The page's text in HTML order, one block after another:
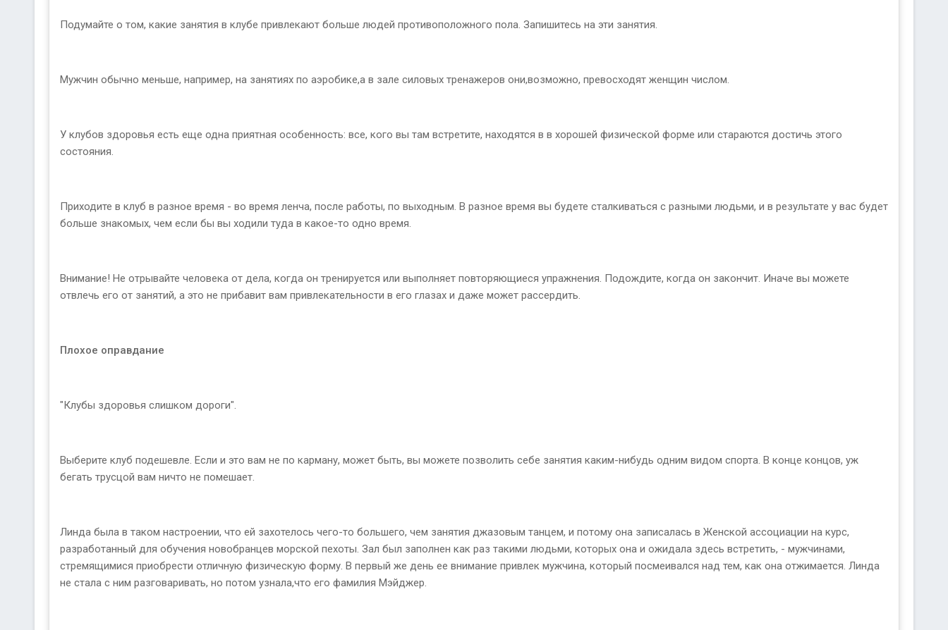
Подумайте о том, какие занятия в клубе привлекают больше людей противоположного пола. Запишитесь на эти занятия.
Мужчин обычно меньше, например, на занятиях по аэробике,а в зале силовых тренажеров они,возможно, превосходят женщин числом.
У клубов здоровья есть еще одна приятная особенность: все, кого вы там встретите, находятся в в хорошей физической форме или стараются достичь этого
состояния.
Приходите в клуб в разное время - во время ленча, после работы, по выходным. В разное время вы будете сталкиваться с разными людьми, и в результате у вас будет
больше знакомых, чем если бы вы ходили туда в какое-то одно время.
Внимание! Не отрывайте человека от дела, когда он тренируется или выполняет повторяющиеся упражнения. Подождите, когда он закончит. Иначе вы можете
отвлечь его от занятий, а это не прибавит вам привлекательности в его глазах и даже может рассердить.
Плохое оправдание
"Клубы здоровья слишком дороги".
Выберите клуб подешевле. Если и это вам не по карману, может быть, вы можете позволить себе занятия каким-нибудь одним видом спорта. В конце концов, уж
бегать трусцой вам ничто не помешает.
Линда была в таком настроении, что ей захотелось чего-то большего, чем занятия джазовым танцем, и потому она записалась в Женской ассоциации на курс,
разработанный для обучения новобранцев морской пехоты. Зал был заполнен как раз такими людьми, которых она и ожидала здесь встретить, - мужчинами,
стремящимися приобрести отличную физическую форму. В первый же день ее внимание привлек мужчина, который посмеивался над тем, как она отжимается. Линда
не стала с ним разговаривать, но потом узнала,что его фамилия Мэйджер.